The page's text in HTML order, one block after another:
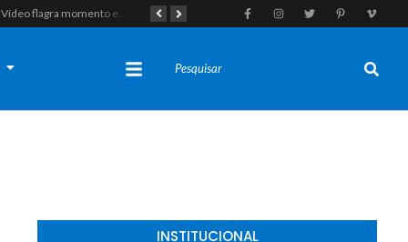
Vídeo flagra momento em que fugitivo de Alcaçuz pede carona na Lagoa do Bonfim antes de ser recapturado pela Polícia Penal Tragédia em Felipe Guerra: Adolescente de 16 anos morre após colidir moto em enchedeira na avenida principal
INSTITUCIONAL